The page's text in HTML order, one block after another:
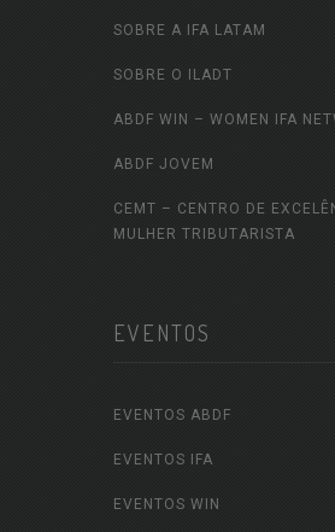
SOBRE A IFA LATAM
SOBRE O ILADT
ABDF WIN – WOMEN IFA
ABDF JOVEM
CEMT – CENTRO DE
MULHER TRIBUTARISTA
EVENTOS
EVENTOS ABDF
EVENTOS IFA
EVENTOS WIN